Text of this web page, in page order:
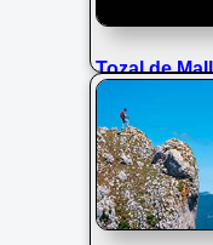
Tozal de
Nacional de
Huesca